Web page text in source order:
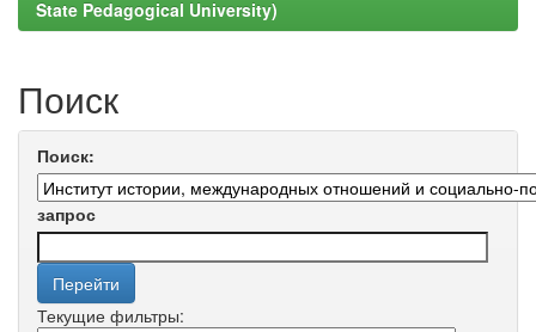
State Pedagogical University)
Поиск
Поиск:
запрос
Текущие фильтры: